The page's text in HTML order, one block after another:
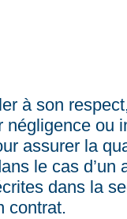
à son
ou
assurer la
le cas d’un
dans la
contrat.